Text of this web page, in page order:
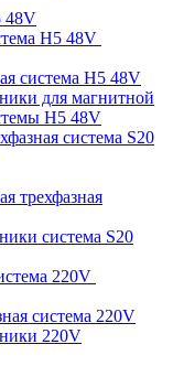
48V
H5 48V
система H5 48V
для магнитной
H5 48V
система S20
трехфазная
система S20
220V
система 220V
220V